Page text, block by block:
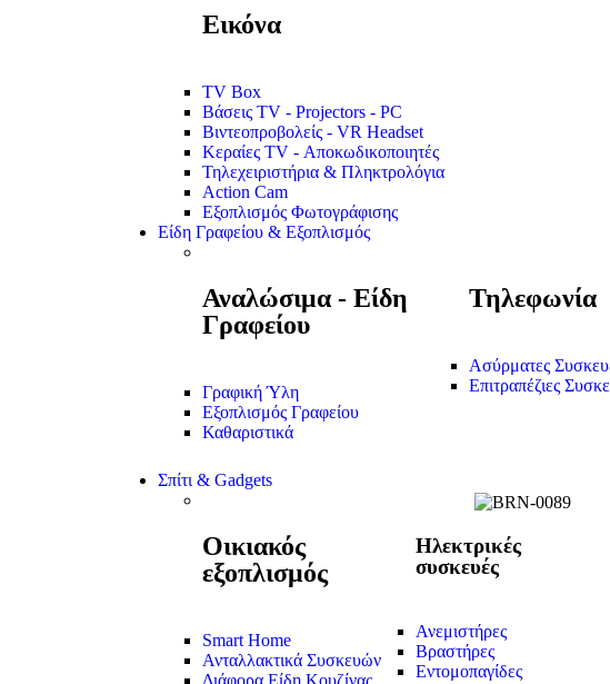
Εικόνα
TV Box
Βάσεις TV - Projectors - PC
Βιντεοπροβολείς - VR Headset
Κεραίες TV - Αποκωδικοποιητές
Τηλεχειριστήρια & Πληκτρολόγια
Action Cam
Εξοπλισμός Φωτογράφισης
Είδη Γραφείου & Εξοπλισμός
Αναλώσιμα - Είδη
Γραφείου
Γραφική Ύλη
Εξοπλισμός Γραφείου
Καθαριστικά
Τηλεφωνία
Ασύρματες
Επιτραπέζιες
Σπίτι & Gadgets
Οικιακός
εξοπλισμός
Smart Home
Ανταλλακτικά Συσκευών
Ηλεκτρικές
συσκευές
Ανεμιστήρες
Βραστήρες
Εντομοπαγίδες